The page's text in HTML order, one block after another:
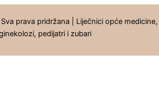
prava pridržana | Liječnici opće medicine,
pedijatri i zubari